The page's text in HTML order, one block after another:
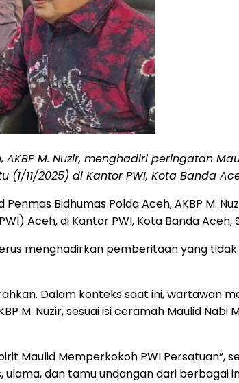
M. Nuzir, menghadiri peringatan
11/2025) di Kantor PWI, Kota Banda
Bidhumas Polda Aceh, AKBP M.
Aceh, di Kantor PWI, Kota Banda Aceh,
menghadirkan pemberitaan yang
Dalam konteks saat ini, wartawan
M. Nuzir, sesuai isi ceramah Maulid Nabi
Maulid Memperkokoh PWI Persatuan”,
dan tamu undangan dari berbagai